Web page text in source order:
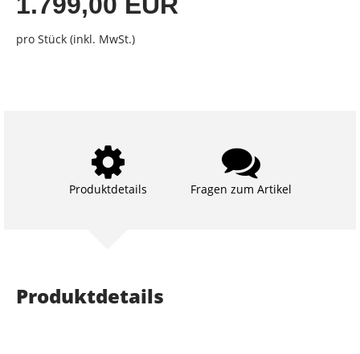
pro Stück (inkl. MwSt.)
Produktdetails Fragen zum Artikel
Produktdetails